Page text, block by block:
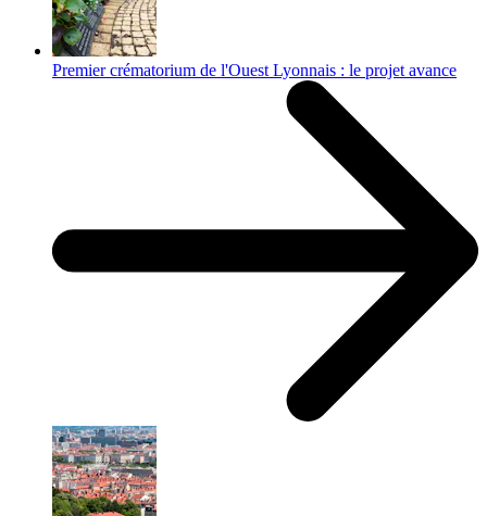
Premier crématorium de l'Ouest Lyonnais : le projet avance